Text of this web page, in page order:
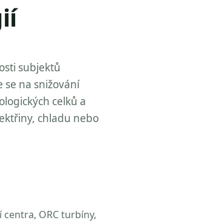
subjektů
se na snižování
celků a
chladu nebo
ORC turbíny,